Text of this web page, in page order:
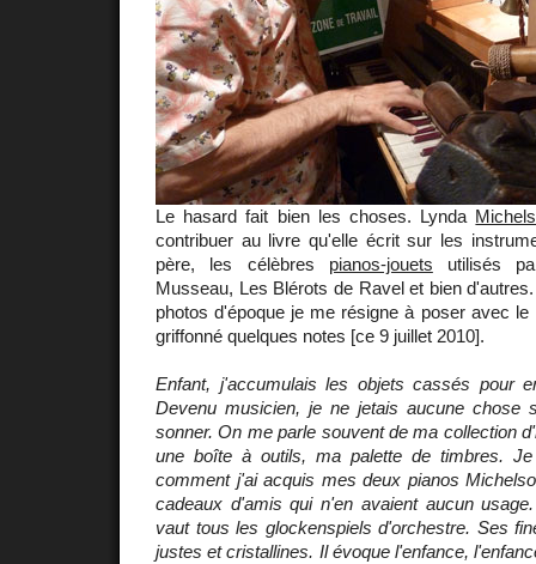
Le hasard fait bien les choses. Lynda
contribuer au livre qu'elle écrit sur les
père, les célèbres pianos-jouets utilisés
Musseau, Les Blérots de Ravel et bien
photos d'époque je me résigne à poser avec le
griffonné quelques notes [ce 9 juillet 2010].
Enfant, j'accumulais les objets cassés pour
Devenu musicien, je ne jetais aucune chose
sonner. On me parle souvent de ma collection
une boîte à outils, ma palette de timbres.
comment j'ai acquis mes deux pianos
cadeaux d'amis qui n'en avaient aucun
vaut tous les glockenspiels d'orchestre. Ses
justes et cristallines. Il évoque l'enfance,